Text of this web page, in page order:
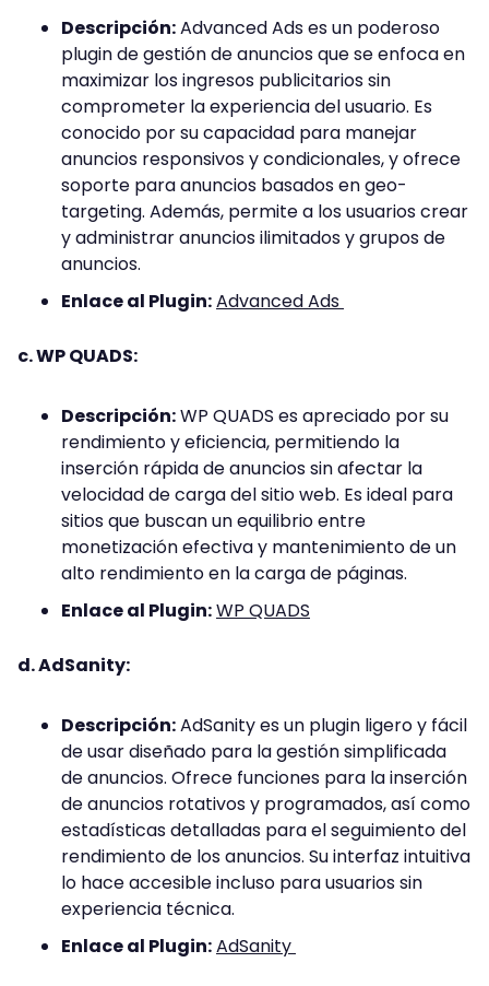
Descripción:Advanced Ads es un poderoso
plugin de gestión de anuncios que se enfoca en
maximizar los ingresos publicitarios sin
comprometer la experiencia del usuario. Es
conocido por su capacidad para manejar
anuncios responsivos y condicionales, y ofrece
soporte para anuncios basados en geo-
targeting. Además, permite a los usuarios crear
y administrar anuncios ilimitados y grupos de
anuncios.
Enlace al Plugin:Advanced Ads
c. WP QUADS:
Descripción:WP QUADS es apreciado por su
rendimiento y eficiencia, permitiendo la
inserción rápida de anuncios sin afectar la
velocidad de carga del sitio web. Es ideal para
sitios que buscan un equilibrio entre
monetización efectiva y mantenimiento de un
alto rendimiento en la carga de páginas.
Enlace al Plugin:WP QUADS
d. AdSanity:
Descripción:AdSanity es un plugin ligero y fácil
de usar diseñado para la gestión simplificada
de anuncios. Ofrece funciones para la inserción
de anuncios rotativos y programados, así como
estadísticas detalladas para el seguimiento del
rendimiento de los anuncios. Su interfaz intuitiva
lo hace accesible incluso para usuarios sin
experiencia técnica.
Enlace al Plugin:AdSanity